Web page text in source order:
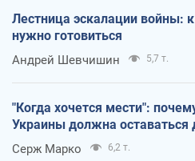
Лестница эскалации войны:
нужно готовиться
Андрей Шевчишин 5,7 т.
"Когда хочется мести":
Украины должна оставаться
Серж Марко 6,2 т.